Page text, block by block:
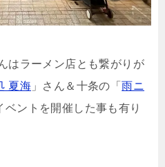
はラーメン店とも繋がりが
夏海 」さん＆十条の「雨ニ
ベントを開催した事も有り